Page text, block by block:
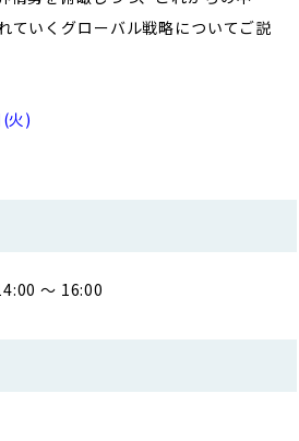
ていくグローバル戦略についてご説
火)
～ 16:00